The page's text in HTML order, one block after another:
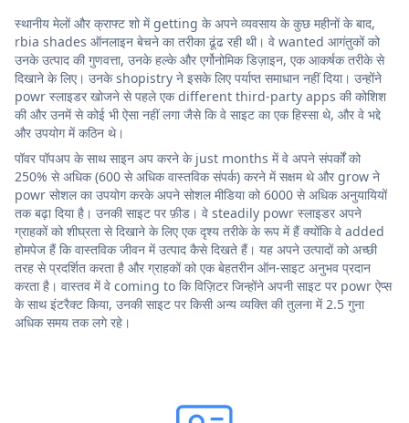
स्थानीय मेलों और क्राफ्ट शो में getting के अपने व्यवसाय के कुछ महीनों के बाद,
rbia shades ऑनलाइन बेचने का तरीका ढूंढ रही थी। वे wanted आगंतुकों को
उनके उत्पाद की गुणवत्ता, उनके हल्के और एर्गोनोमिक डिज़ाइन, एक आकर्षक तरीके से
दिखाने के लिए। उनके shopistry ने इसके लिए पर्याप्त समाधान नहीं दिया। उन्होंने
powr स्लाइडर खोजने से पहले एक different third-party apps की कोशिश
की और उनमें से कोई भी ऐसा नहीं लगा जैसे कि वे साइट का एक हिस्सा थे, और वे भद्दे
और उपयोग में कठिन थे।
पॉवर पॉपअप के साथ साइन अप करने के just months में वे अपने संपर्कों को
250% से अधिक (600 से अधिक वास्तविक संपर्क) करने में सक्षम थे और grow ने
powr सोशल का उपयोग करके अपने सोशल मीडिया को 6000 से अधिक अनुयायियों
तक बढ़ा दिया है। उनकी साइट पर फ़ीड। वे steadily powr स्लाइडर अपने
ग्राहकों को शीघ्रता से दिखाने के लिए एक दृश्य तरीके के रूप में हैं क्योंकि वे added
होमपेज हैं कि वास्तविक जीवन में उत्पाद कैसे दिखते हैं। यह अपने उत्पादों को अच्छी
तरह से प्रदर्शित करता है और ग्राहकों को एक बेहतरीन ऑन-साइट अनुभव प्रदान
करता है। वास्तव में वे coming to कि विज़िटर जिन्होंने अपनी साइट पर powr ऐप्स
के साथ इंटरैक्ट किया, उनकी साइट पर किसी अन्य व्यक्ति की तुलना में 2.5 गुना
अधिक समय तक लगे रहे।